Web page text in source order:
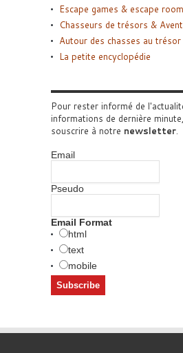
Escape games & escape
Chasseurs de trésors &
Autour des chasses au trésor
La petite encyclopédie
Pour rester informé de
informations de dernière
souscrire à notre newsletter.
Email
Pseudo
Email Format
html
text
mobile